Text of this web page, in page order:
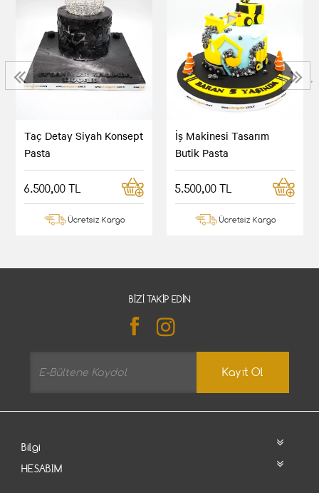
Taç Detay Siyah Konsept
Pasta
6.500,00 TL
Ücretsiz Kargo
İş Makinesi Tasarım
Butik Pasta
5.500,00 TL
Ücretsiz Kargo
‹ ›
BIZI TAKIP EDIN
Kayıt Ol
Bilgi
HESABIM